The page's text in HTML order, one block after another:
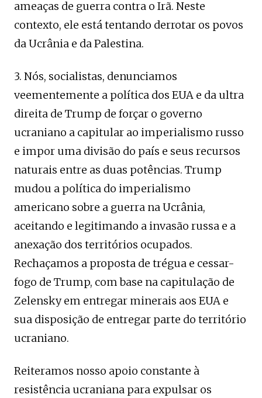
ameaças de guerra contra o Irã. Neste
contexto, ele está tentando derrotar os povos
da Ucrânia e da Palestina.
3. Nós, socialistas, denunciamos
veementemente a política dos EUA e da ultra
direita de Trump de forçar o governo
ucraniano a capitular ao imperialismo russo
e impor uma divisão do país e seus recursos
naturais entre as duas potências. Trump
mudou a política do imperialismo
americano sobre a guerra na Ucrânia,
aceitando e legitimando a invasão russa e a
anexação dos territórios ocupados.
Rechaçamos a proposta de trégua e cessar-
fogo de Trump, com base na capitulação de
Zelensky em entregar minerais aos EUA e
sua disposição de entregar parte do território
ucraniano.
Reiteramos nosso apoio constante à
resistência ucraniana para expulsar os